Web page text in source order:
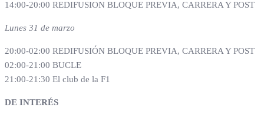
14:00-20:00 REDIFUSION BLOQUE PREVIA, CARRERA Y POST
Lunes 31 de marzo
20:00-02:00 REDIFUSIÓN BLOQUE PREVIA, CARRERA Y POST
02:00-21:00 BUCLE
21:00-21:30 El club de la F1
DE INTERÉS